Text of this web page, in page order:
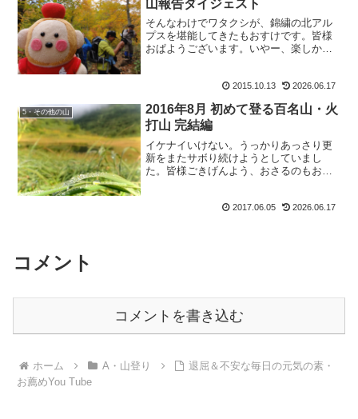
山報告ダイジェスト
そんなわけでワタクシが、錦繍の北アル
プスを堪能してきたもおすけです。皆様
おぱようございます。いやー、楽しかっ
は後日ね、と先生。アタシにとっては普
通の事が兄弟にとっては、...
2015.10.13 2026.06.17
5・その他の山
2016年8月 初めて登る百名山・火
打山 完結編
イケナイいけない。うっかりあっさり更
新をまたサボり続けようとしていまし
た。皆様ごきげんよう、おさるのもおす
頑張って更新していきます。初めて登る
2017.06.05 2026.06.17
コメント
コメントを書き込む
ホーム A・山登り
退屈＆不安な毎日の元気の素・
お薦めYou Tube